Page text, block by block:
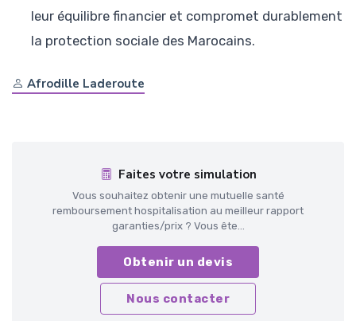
leur équilibre financier et compromet durablement
la protection sociale des Marocains.
Afrodille Laderoute
Faites votre simulation
Vous souhaitez obtenir une mutuelle santé
remboursement hospitalisation au meilleur rapport
garanties/prix ? Vous ête...
Obtenir un devis
Nous contacter